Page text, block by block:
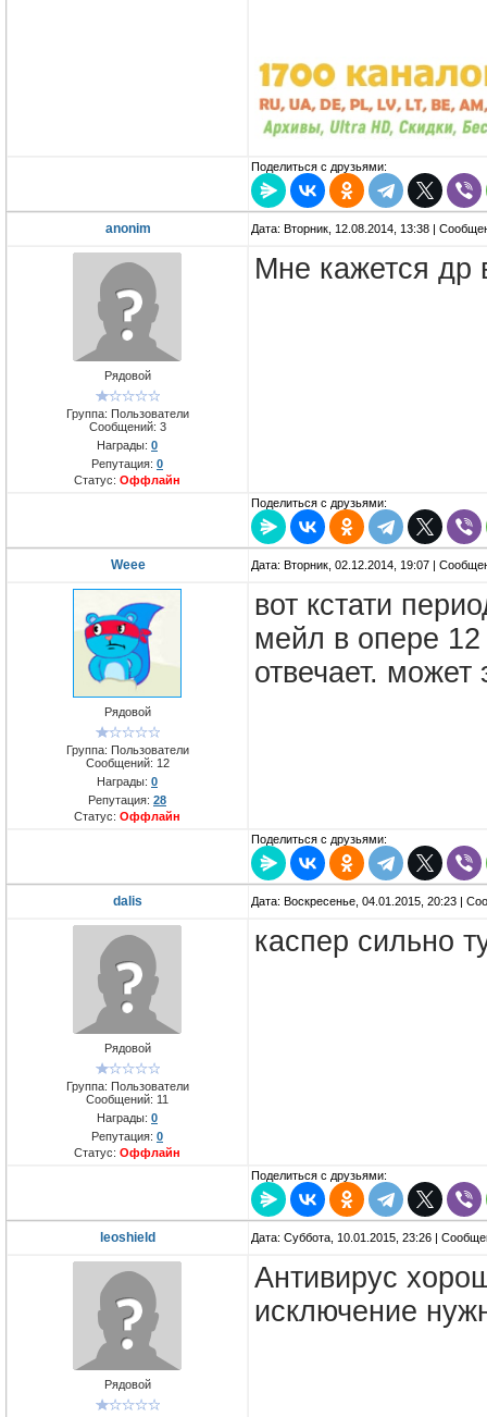
Поделиться с друзьями:
anonim Дата: Вторник, 12.08.2014, 13:38 |
Рядовой
Группа: Пользователи
Сообщений: 3
Награды: 0
Репутация: 0
Статус: Оффлайн
Мне кажется др
Поделиться с друзьями:
Weee Дата: Вторник, 02.12.2014, 19:07 |
Рядовой
Группа: Пользователи
Сообщений: 12
Награды: 0
Репутация: 28
Статус: Оффлайн
вот кстати
мейл в опере 12
отвечает.
Поделиться с друзьями:
dalis Дата: Воскресенье, 04.01.2015, 20:23 |
Рядовой
Группа: Пользователи
Сообщений: 11
Награды: 0
Репутация: 0
Статус: Оффлайн
каспер сильно
Поделиться с друзьями:
leoshield Дата: Суббота, 10.01.2015, 23:26 |
Рядовой
Антивирус
исключение